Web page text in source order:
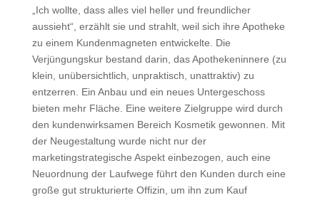
„Ich wollte, dass alles viel heller und freundlicher
aussieht“, erzählt sie und strahlt, weil sich ihre Apotheke
zu einem Kundenmagneten entwickelte. Die
Verjüngungskur bestand darin, das Apothekeninnere (zu
klein, unübersichtlich, unpraktisch, unattraktiv) zu
entzerren. Ein Anbau und ein neues Untergeschoss
bieten mehr Fläche. Eine weitere Zielgruppe wird durch
den kundenwirksamen Bereich Kosmetik gewonnen. Mit
der Neugestaltung wurde nicht nur der
marketingstrategische Aspekt einbezogen, auch eine
Neuordnung der Laufwege führt den Kunden durch eine
große gut strukturierte Offizin, um ihn zum Kauf